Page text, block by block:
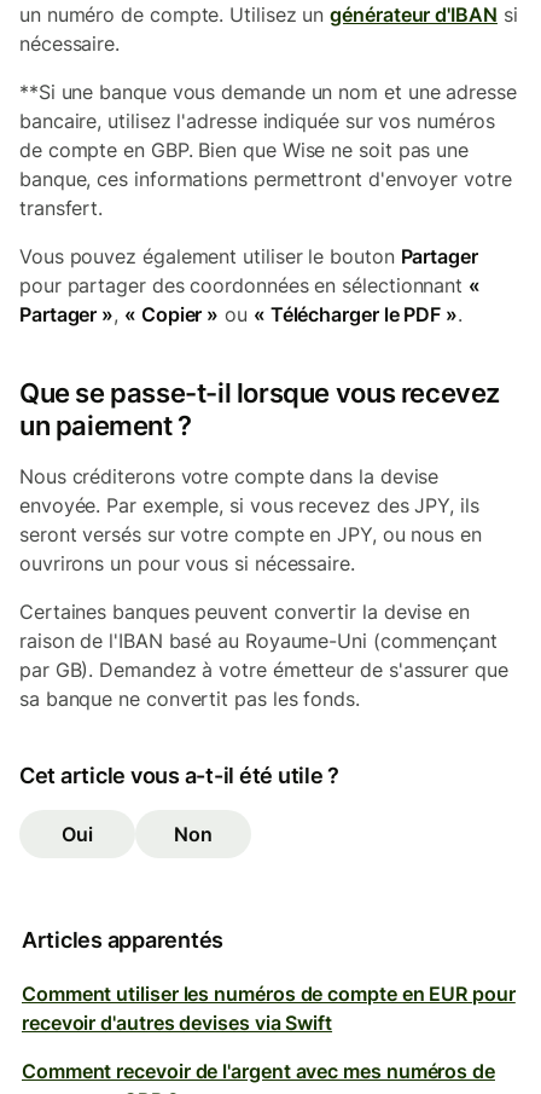
un numéro de compte. Utilisez ungénérateur d'IBAN si
nécessaire.
**Si une banque vous demande un nom et une adresse
bancaire, utilisez l'adresse indiquée sur vos numéros
de compte en GBP. Bien que Wise ne soit pas une
banque, ces informations permettront d'envoyer votre
transfert.
Vous pouvez également utiliser le bouton Partager
pour partager des coordonnées en sélectionnant «
Partager », « Copier » ou « Télécharger le PDF ».
Que se passe-t-il lorsque vous recevez
un paiement ?
Nous créditerons votre compte dans la devise
envoyée. Par exemple, si vous recevez des JPY, ils
seront versés sur votre compte en JPY, ou nous en
ouvrirons un pour vous si nécessaire.
Certaines banques peuvent convertir la devise en
raison de l'IBAN basé au Royaume-Uni (commençant
par GB). Demandez à votre émetteur de s'assurer que
sa banque ne convertit pas les fonds.
Cet article vous a-t-il été utile ?
Oui Non
Articles apparentés
Comment utiliser les numéros de compte en EUR pour
recevoir d'autres devises via Swift
Comment recevoir de l'argent avec mes numéros de